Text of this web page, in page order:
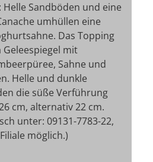
Helle Sandböden und eine
umhüllen eine
Das Topping
mit
Sahne und
Helle und dunkle
die süße Verführung
cm, alternativ 22 cm.
unter: 09131-7783-22,
möglich.)